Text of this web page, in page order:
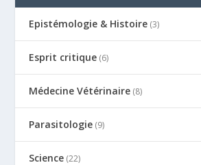
Epistémologie & Histoire (3)
Esprit critique (6)
Médecine Vétérinaire (8)
Parasitologie (9)
Science (22)